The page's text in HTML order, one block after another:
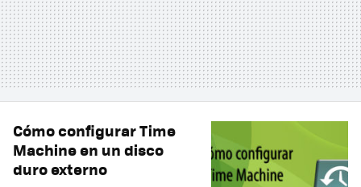
Cómo configurar Time
Machine en un disco
duro externo